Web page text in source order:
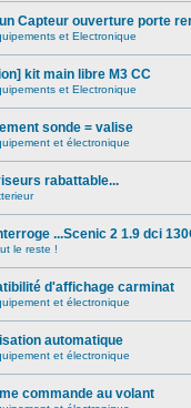
Capteur ouverture porte
et Electronique
kit main libre M3 CC
et Electronique
sonde = valise
et électronique
rabattable...
...Scenic 2 1.9 dci
le reste !
d'affichage carminat
et électronique
automatique
et électronique
commande au volant